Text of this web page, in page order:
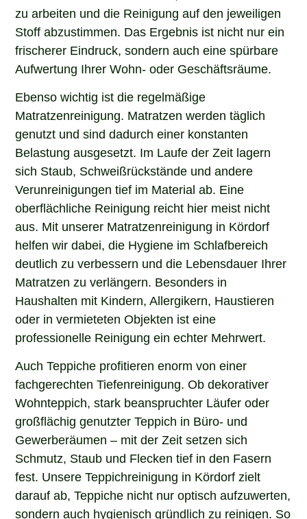
zu arbeiten und die Reinigung auf den jeweiligen
Stoff abzustimmen. Das Ergebnis ist nicht nur ein
frischerer Eindruck, sondern auch eine spürbare
Aufwertung Ihrer Wohn- oder Geschäftsräume.
Ebenso wichtig ist die regelmäßige
Matratzenreinigung. Matratzen werden täglich
genutzt und sind dadurch einer konstanten
Belastung ausgesetzt. Im Laufe der Zeit lagern
sich Staub, Schweißrückstände und andere
Verunreinigungen tief im Material ab. Eine
oberflächliche Reinigung reicht hier meist nicht
aus. Mit unserer Matratzenreinigung in Kördorf
helfen wir dabei, die Hygiene im Schlafbereich
deutlich zu verbessern und die Lebensdauer Ihrer
Matratzen zu verlängern. Besonders in
Haushalten mit Kindern, Allergikern, Haustieren
oder in vermieteten Objekten ist eine
professionelle Reinigung ein echter Mehrwert.
Auch Teppiche profitieren enorm von einer
fachgerechten Tiefenreinigung. Ob dekorativer
Wohnteppich, stark beanspruchter Läufer oder
großflächig genutzter Teppich in Büro- und
Gewerberäumen – mit der Zeit setzen sich
Schmutz, Staub und Flecken tief in den Fasern
fest. Unsere Teppichreinigung in Kördorf zielt
darauf ab, Teppiche nicht nur optisch aufzuwerten,
sondern auch hygienisch gründlich zu reinigen. So